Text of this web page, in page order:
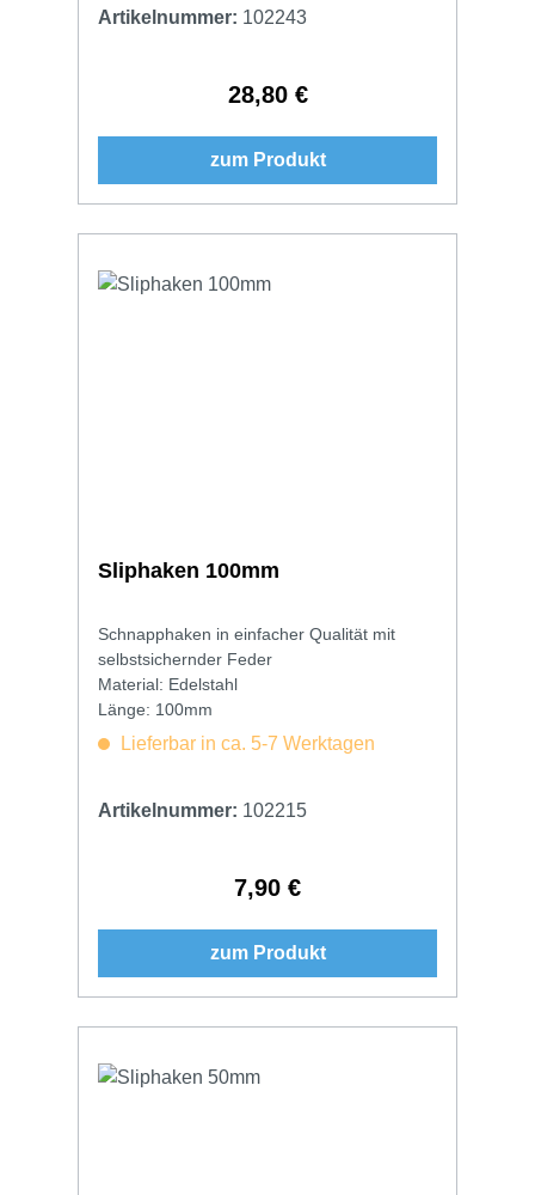
Artikelnummer: 102243
Regulärer Preis:
28,80 €
zum Produkt
Sliphaken 100mm
Schnapphaken in einfacher Qualität mit
selbstsichernder Feder
Material: Edelstahl
Länge: 100mm
Lieferbar in ca. 5-7 Werktagen
Artikelnummer: 102215
Regulärer Preis:
7,90 €
zum Produkt